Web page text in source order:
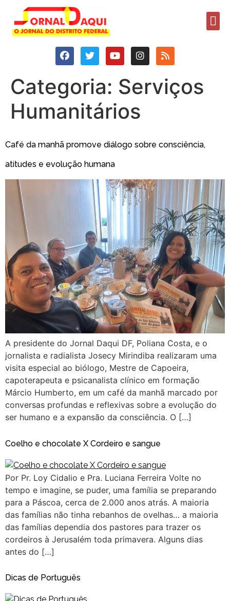
Categoria: Serviços
Humanitários
Café da manhã promove diálogo sobre consciência,
atitudes e evolução humana
A presidente do Jornal Daqui DF, Poliana Costa, e o
jornalista e radialista Josecy Mirindiba realizaram uma
visita especial ao biólogo, Mestre de Capoeira,
capoterapeuta e psicanalista clínico em formação
Márcio Humberto, em um café da manhã marcado por
conversas profundas e reflexivas sobre a evolução do
ser humano e a expansão da consciência. O […]
Coelho e chocolate X Cordeiro e sangue
Por Pr. Loy Cidalio e Pra. Luciana Ferreira Volte no
tempo e imagine, se puder, uma família se preparando
para a Páscoa, cerca de 2.000 anos atrás. A maioria
das famílias não tinha rebanhos de ovelhas… a maioria
das famílias dependia dos pastores para trazer os
cordeiros à Jerusalém toda primavera. Alguns dias
antes do […]
Dicas de Português